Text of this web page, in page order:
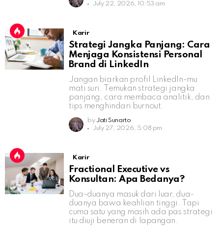
July 22, 2026, 10:53 am
Karir
Strategi Jangka Panjang: Cara
Menjaga Konsistensi Personal
Brand di LinkedIn
Jangan biarkan profil LinkedIn-mu
mati suri. Temukan strategi jangka
panjang, cara membaca analitik, dan
tips menghindari burnout.
by Jati Sunarto
July 27, 2026, 5:08 pm
Karir
Fractional Executive vs
Konsultan: Apa Bedanya?
Dua-duanya masuk dari luar, dua-
duanya bawa keahlian tinggi. Tapi
cuma satu yang masih ada pas strategi
itu diuji beneran di lapangan.